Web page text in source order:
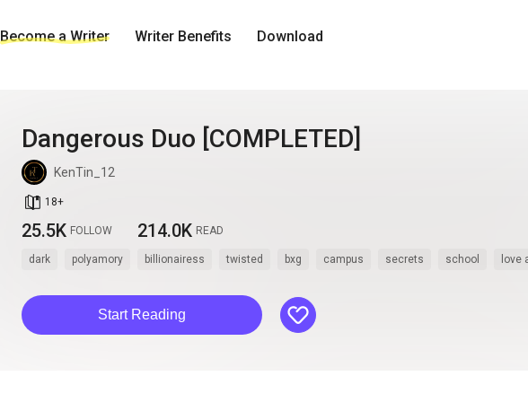
Become a Writer Writer Benefits Download
Dangerous Duo [COMPLETED]
KenTin_12
book_age 18+
25.5K FOLLOW 214.0K READ
dark polyamory billionairess twisted bxg campus secrets school love
Start Reading like